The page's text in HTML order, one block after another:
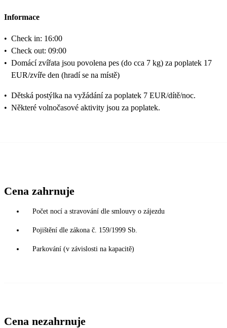
Informace
• Check in: 16:00
• Check out: 09:00
• Domácí zvířata jsou povolena pes (do cca 7 kg) za poplatek 17
EUR/zvíře den (hradí se na místě)
• Dětská postýlka na vyžádání za poplatek 7 EUR/dítě/noc.
• Některé volnočasové aktivity jsou za poplatek.
Cena zahrnuje
Počet nocí a stravování dle smlouvy o zájezdu
Pojištění dle zákona č. 159/1999 Sb.
Parkování (v závislosti na kapacitě)
Cena nezahrnuje